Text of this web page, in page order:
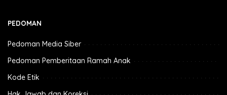
PEDOMAN
Pedoman Media Siber
Pedoman Pemberitaan Ramah Anak
Kode Etik